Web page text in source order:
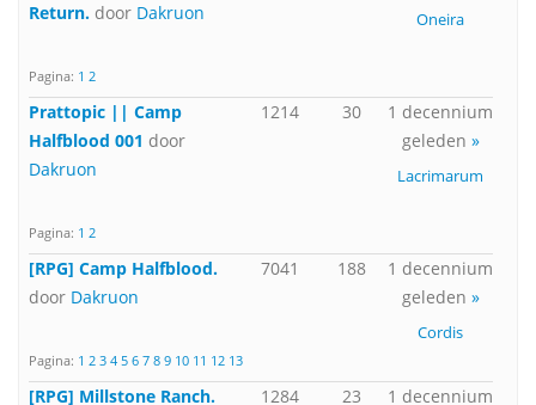
Return. door Dakruon
Pagina: 1 2
Oneira
Prattopic || Camp
Halfblood 001 door
Dakruon
Pagina: 1 2
1214 30
1 decennium
geleden »
Lacrimarum
[RPG] Camp Halfblood.
door Dakruon
Pagina: 1 2 3 4 5 6 7 8 9 10 11 12 13
7041 188
1 decennium
geleden »
Cordis
[RPG] Millstone Ranch.
1284 23
1 decennium